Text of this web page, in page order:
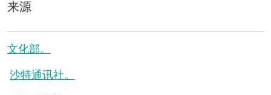
来源
文化部。
沙特通讯社。